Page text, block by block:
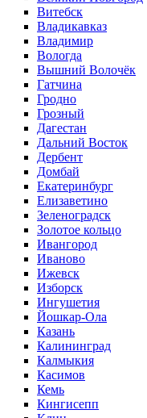
Витебск
Владикавказ
Владимир
Вологда
Вышний Волочёк
Гатчина
Гродно
Грозный
Дагестан
Дальний Восток
Дербент
Домбай
Екатеринбург
Елизаветино
Зеленоградск
Золотое кольцо
Ивангород
Иваново
Ижевск
Изборск
Ингушетия
Йошкар-Ола
Казань
Калининград
Калмыкия
Касимов
Кемь
Кингисепп